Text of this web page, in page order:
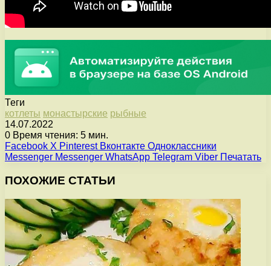
Теги
котлеты монастырские рыбные
14.07.2022
0 Время чтения: 5 мин.
Facebook X Pinterest Вконтакте Одноклассники
Messenger Messenger WhatsApp Telegram Viber Печатать
ПОХОЖИЕ СТАТЬИ